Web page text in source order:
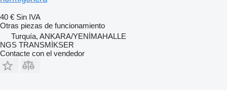
40 € Sin IVA
Otras piezas de funcionamiento
Turquía, ANKARA/YENİMAHALLE
NGS TRANSMİKSER
Contacte con el vendedor